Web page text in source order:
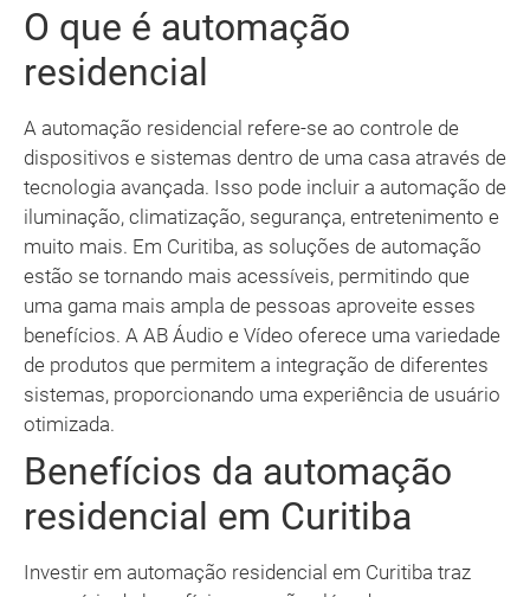
O que é automação
residencial
A automação residencial refere-se ao controle de
dispositivos e sistemas dentro de uma casa através de
tecnologia avançada. Isso pode incluir a automação de
iluminação, climatização, segurança, entretenimento e
muito mais. Em Curitiba, as soluções de automação
estão se tornando mais acessíveis, permitindo que
uma gama mais ampla de pessoas aproveite esses
benefícios. A AB Áudio e Vídeo oferece uma variedade
de produtos que permitem a integração de diferentes
sistemas, proporcionando uma experiência de usuário
otimizada.
Benefícios da automação
residencial em Curitiba
Investir em automação residencial em Curitiba traz